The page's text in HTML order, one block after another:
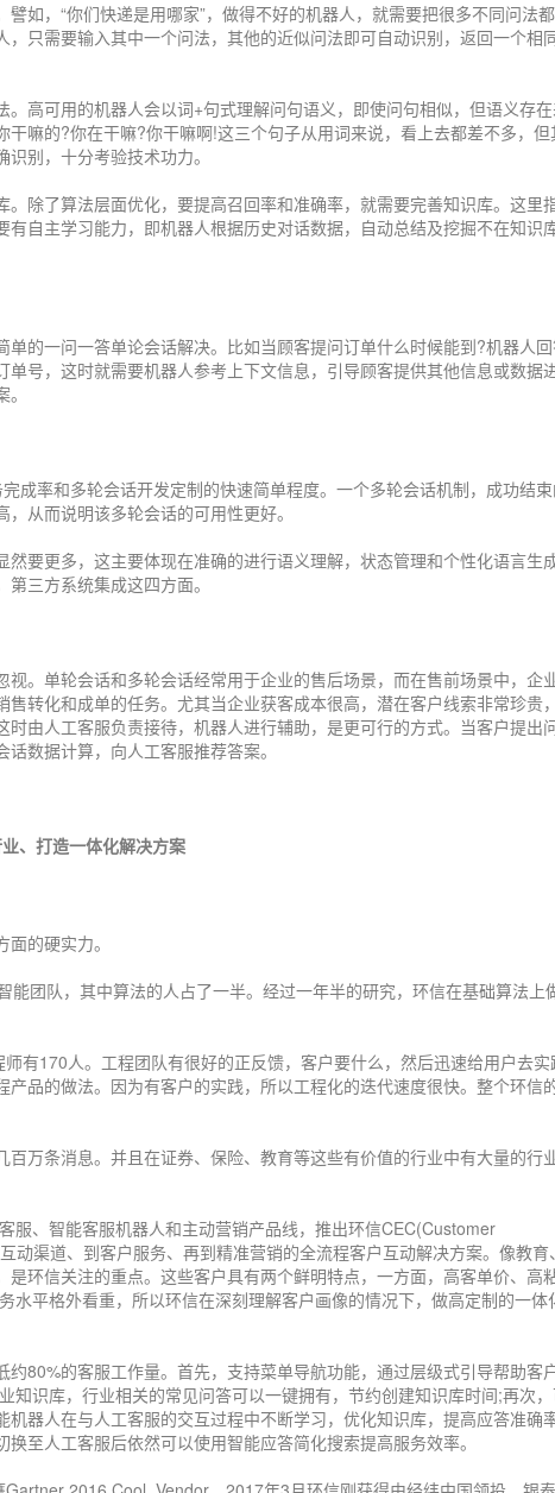
如，“你们快递是用哪家”，做得不好的机器人，就需要把很多不同问法
，只需要输入其中一个问法，其他的近似问法即可自动识别，返回一个相
高可用的机器人会以词+句式理解问句语义，即使问句相似，但语义存
嘛的?你在干嘛?你干嘛啊!这三个句子从用词来说，看上去都差不多，但
别，十分考验技术功力。
除了算法层面优化，要提高召回率和准确率，就需要完善知识库。这里
自主学习能力，即机器人根据历史对话数据，自动总结及挖掘不在知识
单的一问一答单论会话解决。比如当顾客提问订单什么时候能到?机器人
号，这时就需要机器人参考上下文信息，引导顾客提供其他信息或数据
成率和多轮会话开发定制的快速简单程度。一个多轮会话机制，成功结
从而说明该多轮会话的可用性更好。
要更多，这主要体现在准确的进行语义理解，状态管理和个性化语言生成
三方系统集成这四方面。
视。单轮会话和多轮会话经常用于企业的售后场景，而在售前场景中，企
转化和成单的任务。尤其当企业获客成本很高，潜在客户线索非常珍贵
由人工客服负责接待，机器人进行辅助，是更可行的方式。当客户提出
数据计算，向人工客服推荐答案。
、打造一体化解决方案
的硬实力。
能团队，其中算法的人占了一半。经过一年半的研究，环信在基础算法上
有170人。工程团队有很好的正反馈，客户要什么，然后迅速给用户去实
品的做法。因为有客户的实践，所以工程化的迭代速度很快。整个环信
万条消息。并且在证券、保险、教育等这些有价值的行业中有大量的行
服、智能客服机器人和主动营销产品线，推出环信CEC(Customer
渠道、到客户服务、再到精准营销的全流程客户互动解决方案。像教育、
环信关注的重点。这些客户具有两个鲜明特点，一方面，高客单价、高
水平格外看重，所以环信在深刻理解客户画像的情况下，做高定制的一体
80%的客服工作量。首先，支持菜单导航功能，通过层级式引导帮助客
知识库，行业相关的常见问答可以一键拥有，节约创建知识库时间;再次
器人在与人工客服的交互过程中不断学习，优化知识库，提高应答准确
至人工客服后依然可以使用智能应答简化搜索提高服务效率。
提交